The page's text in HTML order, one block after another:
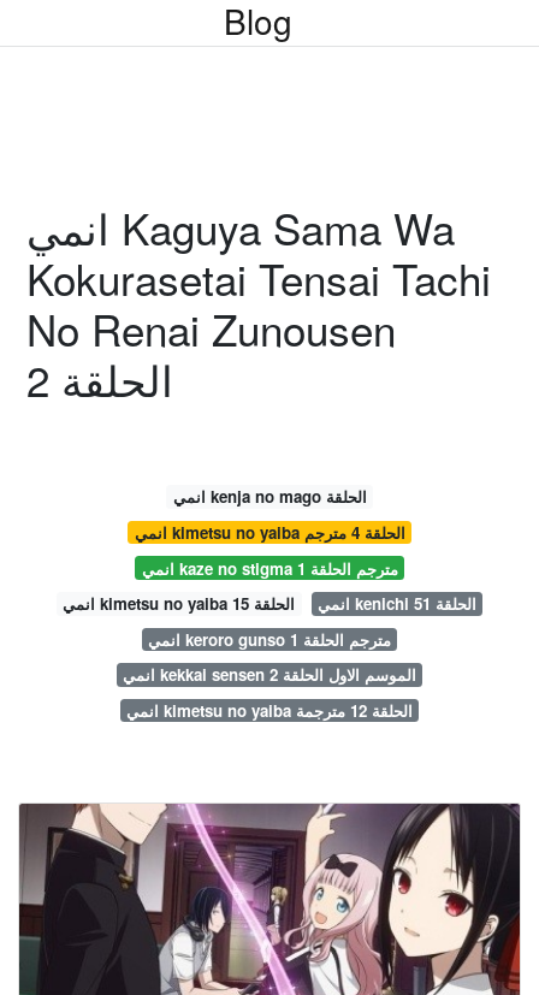
Blog
انمي Kaguya Sama Wa
Kokurasetai Tensai Tachi
No Renai Zunousen
الحلقة 2
انمي kenja no mago الحلقة
انمي kimetsu no yaiba الحلقة 4 مترجم
انمي kaze no stigma مترجم الحلقة 1
انمي kimetsu no yaiba الحلقة 15
انمي kenichi الحلقة 51
انمي keroro gunso مترجم الحلقة 1
انمي kekkai sensen الموسم الاول الحلقة 2
انمي kimetsu no yaiba الحلقة 12 مترجمة